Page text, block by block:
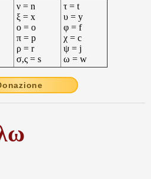
ν = n
ξ = x
ο = o
π = p
ρ = r
σ,ς = s
τ = t
υ = y
φ = f
χ = c
ψ = j
ω = w